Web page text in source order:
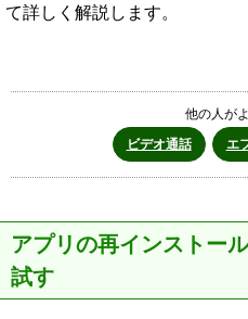
て詳しく解説します。
他の人が
ビデオ通話
エ
アプリの再インストー
試す